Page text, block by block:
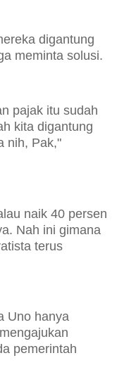
digantung
meminta solusi.
pajak itu sudah
kita digantung
nih, Pak,"
naik 40 persen
Nah ini gimana
terus
Uno hanya
pemerintah